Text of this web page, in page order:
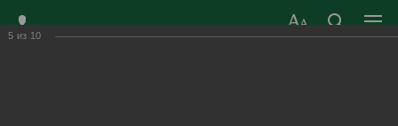
5 из 10